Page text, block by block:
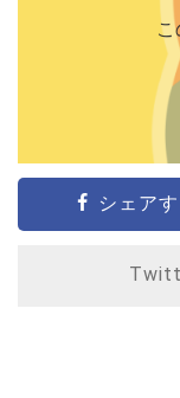
シェア